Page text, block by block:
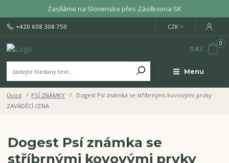
Zasíláme na Slovensko přes Zásilkovna SK
Menu
CZK
+420 608 308 750
0
0 Kč
Úvod PSÍ ZNÁMKY
Dogest Psí známka se stříbrnými kovovými prvky
ZAVÁDĚCÍ CENA
Dogest Psí známka se
stříbrnými kovovými prvky